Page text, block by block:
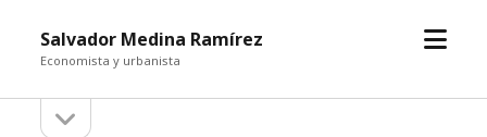
Salvador Medina Ramírez
Economista y urbanista
abrir
Barra
la